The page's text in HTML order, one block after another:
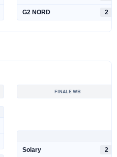
G2 NORD 2
FINALE WB
Solary 2